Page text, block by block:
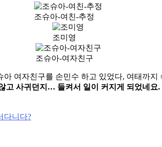
조슈아-여친-추정
조미영
조슈아-여자친구
여자친구를 손민수 하고 있었다, 여태까지
고 사귀던지… 들켜서 일이 커지게 되었네요.
다니다?